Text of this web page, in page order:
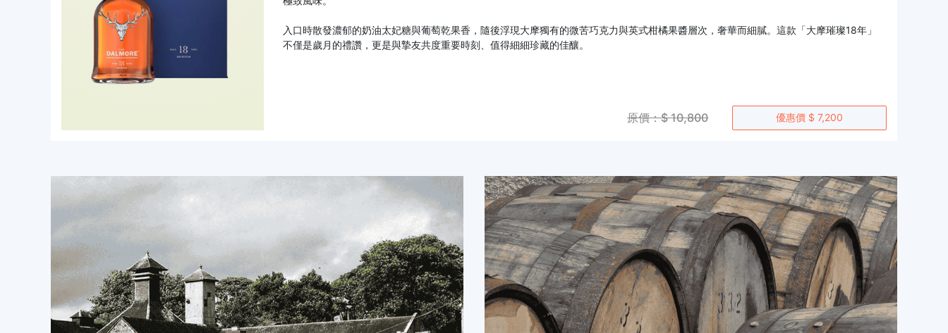
入口時散發濃郁的奶油太妃糖與葡萄乾果香，隨後浮現大摩獨有的微苦巧克力與英式柑橘果醬層次，奢華而細膩。這款「大摩璀璨18年」
不僅是歲月的禮讚，更是與摯友共度重要時刻、值得細細珍藏的佳釀。
原價：$ 10,800 優惠價 $ 7,200